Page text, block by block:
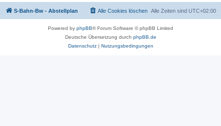
S-Bahn-Bw - Abstellplan Alle Zeiten sind UTC+02:00
Alle Cookies löschen
Powered by phpBB® Forum Software © phpBB Limited
Deutsche Übersetzung durch phpBB.de
Datenschutz| Nutzungsbedingungen